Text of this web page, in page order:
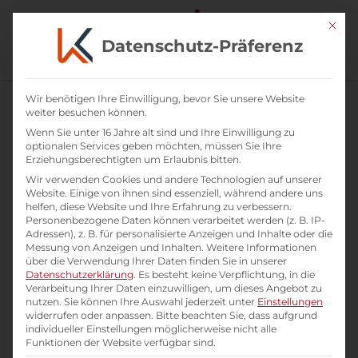
Training: Erneuerungskompetenz steigern
als Führungskraft
Mit
Datenschutz-Präferenz
Wir benötigen Ihre Einwilligung, bevor Sie unsere Website
weiter besuchen können.
Wenn Sie unter 16 Jahre alt sind und Ihre Einwilligung zu
optionalen Services geben möchten, müssen Sie Ihre
Erziehungsberechtigten um Erlaubnis bitten.
Wir verwenden Cookies und andere Technologien auf unserer
Website. Einige von ihnen sind essenziell, während andere uns
helfen, diese Website und Ihre Erfahrung zu verbessern.
Personenbezogene Daten können verarbeitet werden (z. B. IP-
Adressen), z. B. für personalisierte Anzeigen und Inhalte oder die
Messung von Anzeigen und Inhalten. Weitere Informationen
über die Verwendung Ihrer Daten finden Sie in unserer
Datenschutzerklärung. Es besteht keine Verpflichtung, in die
Verarbeitung Ihrer Daten einzuwilligen, um dieses Angebot zu
nutzen. Sie können Ihre Auswahl jederzeit unter Einstellungen
widerrufen oder anpassen. Bitte beachten Sie, dass aufgrund
individueller Einstellungen möglicherweise nicht alle
Funktionen der Website verfügbar sind.